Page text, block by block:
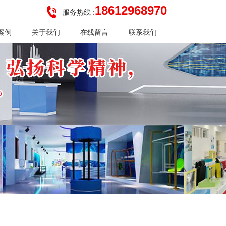
例 关于我们 在线留言 联系我们
服务热线 :18612968970